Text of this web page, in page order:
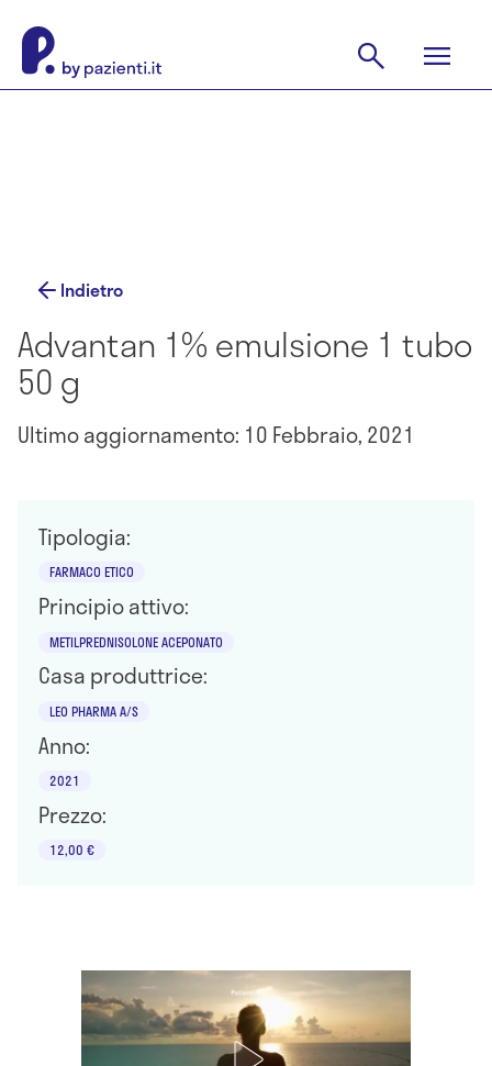
Indietro
Advantan 1% emulsione 1 tubo
50 g
Ultimo aggiornamento: 10 Febbraio, 2021
Tipologia:
FARMACO ETICO
Principio attivo:
METILPREDNISOLONE ACEPONATO
Casa produttrice:
LEO PHARMA A/S
Anno:
2021
Prezzo:
12,00 €